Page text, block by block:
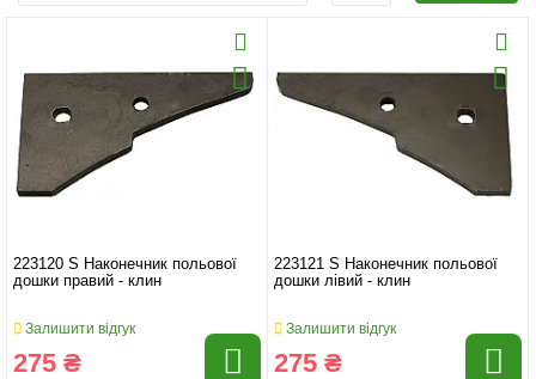
223120 S Наконечник польової
дошки правий - клин
Залишити відгук
275 ₴
223121 S Наконечник польової
дошки лівий - клин
Залишити відгук
275 ₴